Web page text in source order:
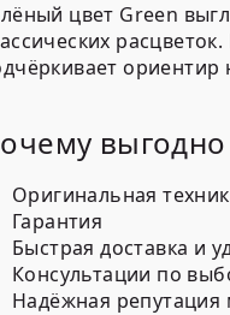
цвет Green
выгодно
Оригинальная
Гарантия
Быстрая доставка и
Консультации по
Надёжная репутация